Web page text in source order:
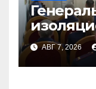
АВГ 7, 2026